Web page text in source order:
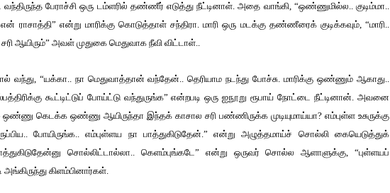
பேராச்சி ஒரு டம்ளரில் தண்ணீர் எடுத்து நீட்டினாள். அதை வாங்கி, “ஒண்ணுமில்ல.. குடிம்மா..
ராசாத்தி” என்று மாரிக்கு கொடுத்தாள் சந்திரா. மாரி ஒரு மடக்கு தண்ணீரைக் குடிக்கவும், “மாரி..
சரி ஆயிரும்” அவள் முதுகை மெதுவாக நீவி விட்டாள்..
“யக்கா.. நா மெதுவாத்தான் வந்தேன்.. தெரியாம நடந்து போச்சு. மாரிக்கு ஒண்ணும் ஆகாது..
கூட்டிட்டுப் போய்ட்டு வந்துருங்க” என்றபடி ஒரு ஐநூறு ரூபாய் நோட்டை நீட்டினான். அவனை
ஒண்ணு கெடக்க ஒண்ணு ஆயிருந்தா இந்தக் காசால சரி பண்ணிருக்க முடியுமாய்யா? எம்புள்ள உசுருக்கு
போயிருங்க.. எம்புள்ளய நா பாத்துகிடுதேன்.” என்று அழுத்தமாய்ச் சொல்லி கையெடுத்துக்
சொல்லிட்டால்லா.. கெளம்புங்கடே” என்று ஒருவர் சொல்ல ஆளாளுக்கு, “புள்ளயப்
கிளம்பினார்கள்.